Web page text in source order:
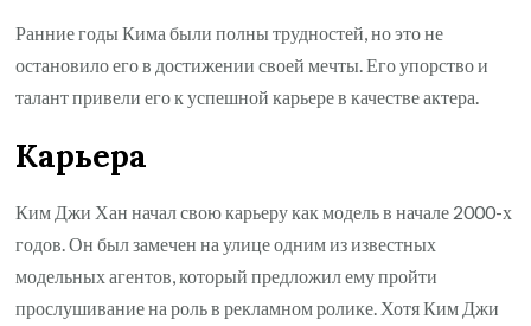
Ранние годы Кима были полны трудностей, но это не
остановило его в достижении своей мечты. Его упорство и
талант привели его к успешной карьере в качестве актера.
Карьера
Ким Джи Хан начал свою карьеру как модель в начале 2000-х
годов. Он был замечен на улице одним из известных
модельных агентов, который предложил ему пройти
прослушивание на роль в рекламном ролике. Хотя Ким Джи